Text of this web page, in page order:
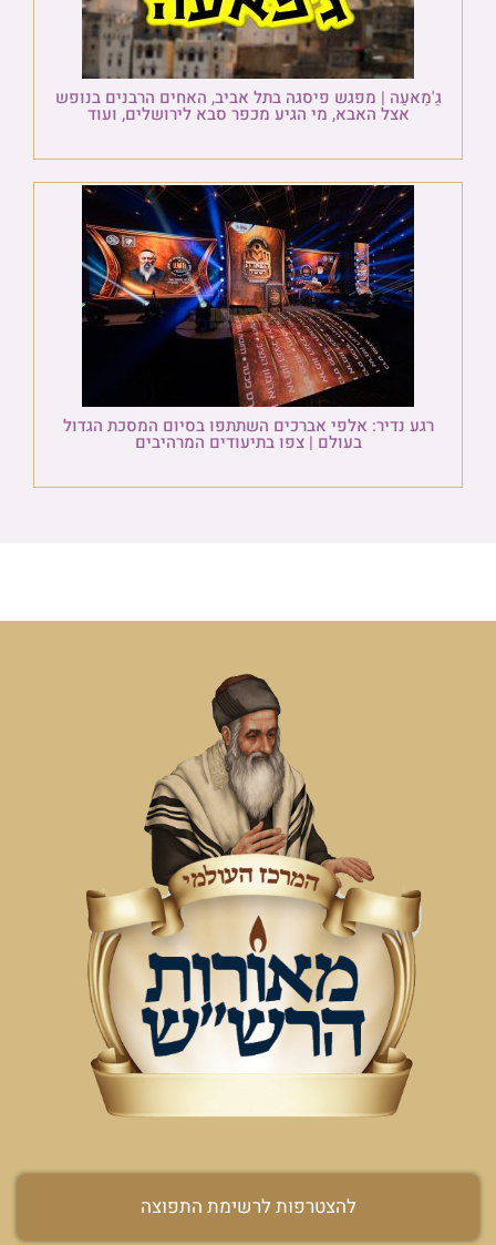
גַ'מַאעַה | מפגש פיסגה בתל אביב, האחים הרבנים בנופש
אצל האבא, מי הגיע מכפר סבא לירושלים, ועוד
רגע נדיר: אלפי אברכים השתתפו בסיום המסכת הגדול
בעולם | צפו בתיעודים המרהיבים
להצטרפות לרשימת התפוצה